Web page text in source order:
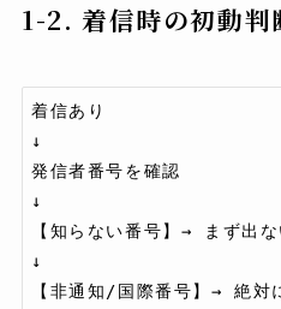
1-2. 着信時の初動判
着信あり
↓
発信者番号を確認
↓
【知らない番号】→ まず出
↓
【非通知/国際番号】→ 絶